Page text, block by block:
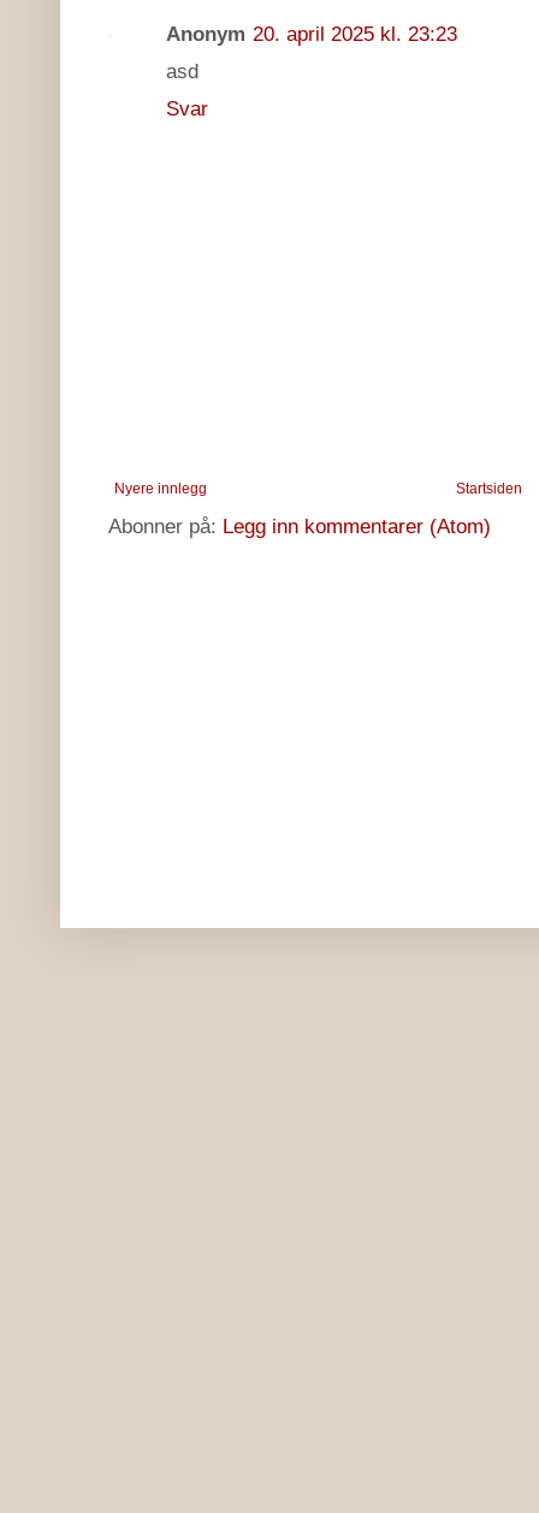
Anonym 20. april 2025 kl. 23:23
asd
Svar
Nyere innlegg Startsiden
Abonner på: Legg inn kommentarer (Atom)